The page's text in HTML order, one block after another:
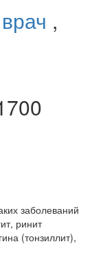
,
заболеваний
ринит
(тонзиллит),